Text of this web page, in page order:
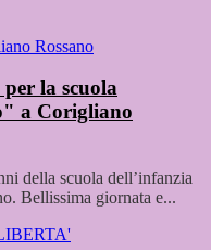
la scuola
a Corigliano
della scuola dell’infanzia
Bellissima giornata e...